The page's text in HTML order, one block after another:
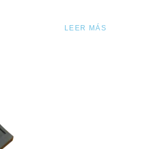
LEER MÁS